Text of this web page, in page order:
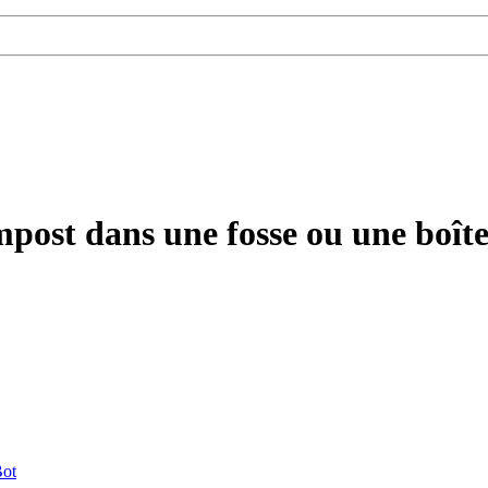
dans une fosse ou une boîte